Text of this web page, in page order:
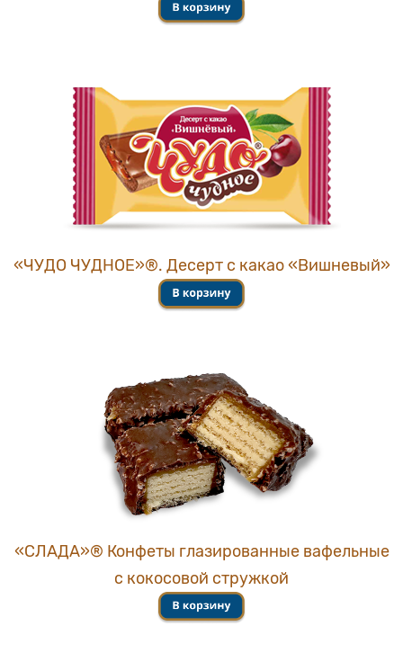
«ЧУДО ЧУДНОЕ»®. Десерт с какао «Вишневый»
«СЛАДА»® Конфеты глазированные вафельные
с кокосовой стружкой